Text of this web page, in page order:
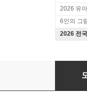
2026 유
6인의 그
2026 전
우리 집